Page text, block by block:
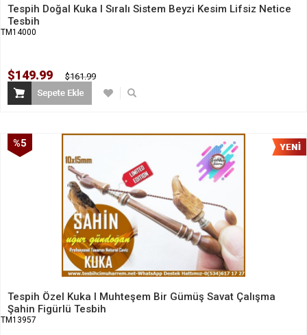
Tespih Doğal Kuka I Sıralı Sistem Beyzi Kesim Lifsiz Netice
Tesbih
TM14000
$149.99 $161.99
Tespih Özel Kuka I Muhteşem Bir Gümüş Savat Çalışma
Şahin Figürlü Tesbih
TM13957
%5